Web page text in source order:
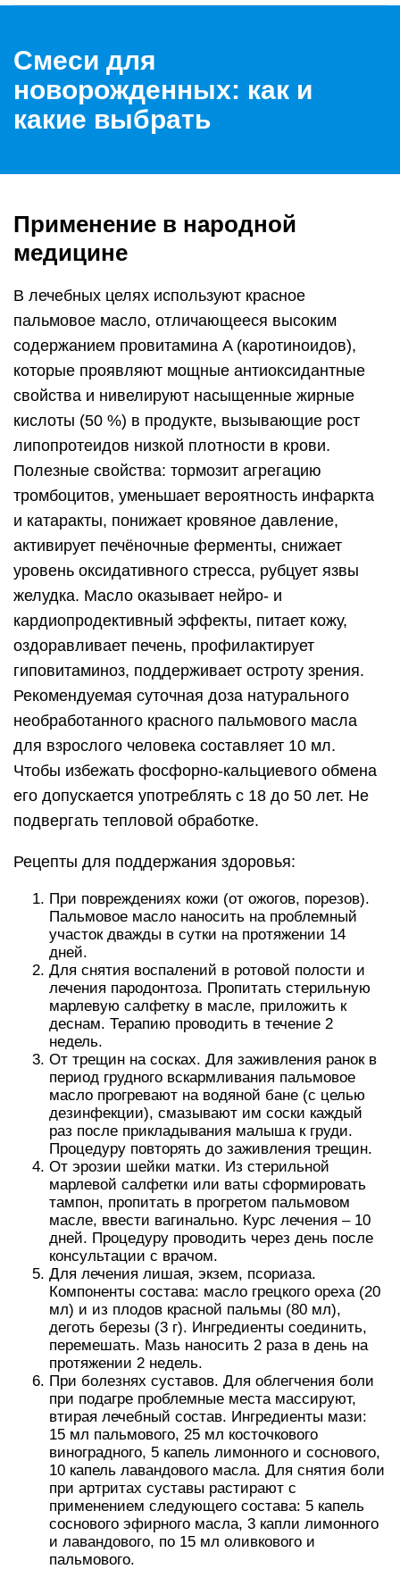
Смеси для
новорожденных: как и
какие выбрать
Применение в народной
медицине
В лечебных целях используют красное
пальмовое масло, отличающееся высоким
содержанием провитамина A (каротиноидов),
которые проявляют мощные антиоксидантные
свойства и нивелируют насыщенные жирные
кислоты (50 %) в продукте, вызывающие рост
липопротеидов низкой плотности в крови.
Полезные свойства: тормозит агрегацию
тромбоцитов, уменьшает вероятность инфаркта
и катаракты, понижает кровяное давление,
активирует печёночные ферменты, снижает
уровень оксидативного стресса, рубцует язвы
желудка. Масло оказывает нейро- и
кардиопродективный эффекты, питает кожу,
оздоравливает печень, профилактирует
гиповитаминоз, поддерживает остроту зрения.
Рекомендуемая суточная доза натурального
необработанного красного пальмового масла
для взрослого человека составляет 10 мл.
Чтобы избежать фосфорно-кальциевого обмена
его допускается употреблять с 18 до 50 лет. Не
подвергать тепловой обработке.
Рецепты для поддержания здоровья:
При повреждениях кожи (от ожогов, порезов).
Пальмовое масло наносить на проблемный
участок дважды в сутки на протяжении 14
дней.
Для снятия воспалений в ротовой полости и
лечения пародонтоза. Пропитать стерильную
марлевую салфетку в масле, приложить к
деснам. Терапию проводить в течение 2
недель.
От трещин на сосках. Для заживления ранок в
период грудного вскармливания пальмовое
масло прогревают на водяной бане (с целью
дезинфекции), смазывают им соски каждый
раз после прикладывания малыша к груди.
Процедуру повторять до заживления трещин.
От эрозии шейки матки. Из стерильной
марлевой салфетки или ваты сформировать
тампон, пропитать в прогретом пальмовом
масле, ввести вагинально. Курс лечения – 10
дней. Процедуру проводить через день после
консультации с врачом.
Для лечения лишая, экзем, псориаза.
Компоненты состава: масло грецкого ореха (20
мл) и из плодов красной пальмы (80 мл),
деготь березы (3 г). Ингредиенты соединить,
перемешать. Мазь наносить 2 раза в день на
протяжении 2 недель.
При болезнях суставов. Для облегчения боли
при подагре проблемные места массируют,
втирая лечебный состав. Ингредиенты мази:
15 мл пальмового, 25 мл косточкового
виноградного, 5 капель лимонного и соснового,
10 капель лавандового масла. Для снятия боли
при артритах суставы растирают с
применением следующего состава: 5 капель
соснового эфирного масла, 3 капли лимонного
и лавандового, по 15 мл оливкового и
пальмового.